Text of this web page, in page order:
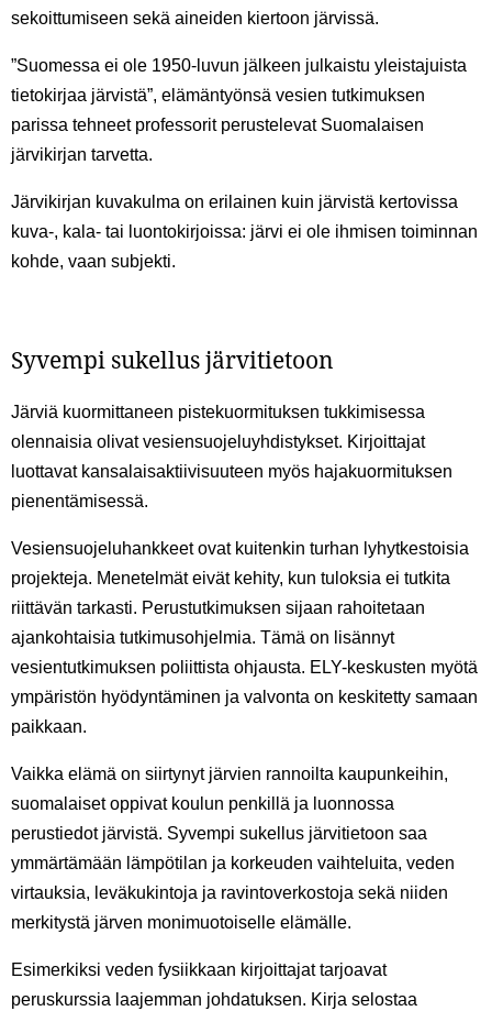
sekoittumiseen sekä aineiden kiertoon järvissä.
”Suomessa ei ole 1950-luvun jälkeen julkaistu yleistajuista
tietokirjaa järvistä”, elämäntyönsä vesien tutkimuksen
parissa tehneet professorit perustelevat Suomalaisen
järvikirjan tarvetta.
Järvikirjan kuvakulma on erilainen kuin järvistä kertovissa
kuva-, kala- tai luontokirjoissa: järvi ei ole ihmisen toiminnan
kohde, vaan subjekti.
Syvempi sukellus järvitietoon
Järviä kuormittaneen pistekuormituksen tukkimisessa
olennaisia olivat vesiensuojeluyhdistykset. Kirjoittajat
luottavat kansalaisaktiivisuuteen myös hajakuormituksen
pienentämisessä.
Vesiensuojeluhankkeet ovat kuitenkin turhan lyhytkestoisia
projekteja. Menetelmät eivät kehity, kun tuloksia ei tutkita
riittävän tarkasti. Perustutkimuksen sijaan rahoitetaan
ajankohtaisia tutkimusohjelmia. Tämä on lisännyt
vesientutkimuksen poliittista ohjausta. ELY-keskusten myötä
ympäristön hyödyntäminen ja valvonta on keskitetty samaan
paikkaan.
Vaikka elämä on siirtynyt järvien rannoilta kaupunkeihin,
suomalaiset oppivat koulun penkillä ja luonnossa
perustiedot järvistä. Syvempi sukellus järvitietoon saa
ymmärtämään lämpötilan ja korkeuden vaihteluita, veden
virtauksia, leväkukintoja ja ravintoverkostoja sekä niiden
merkitystä järven monimuotoiselle elämälle.
Esimerkiksi veden fysiikkaan kirjoittajat tarjoavat
peruskurssia laajemman johdatuksen. Kirja selostaa